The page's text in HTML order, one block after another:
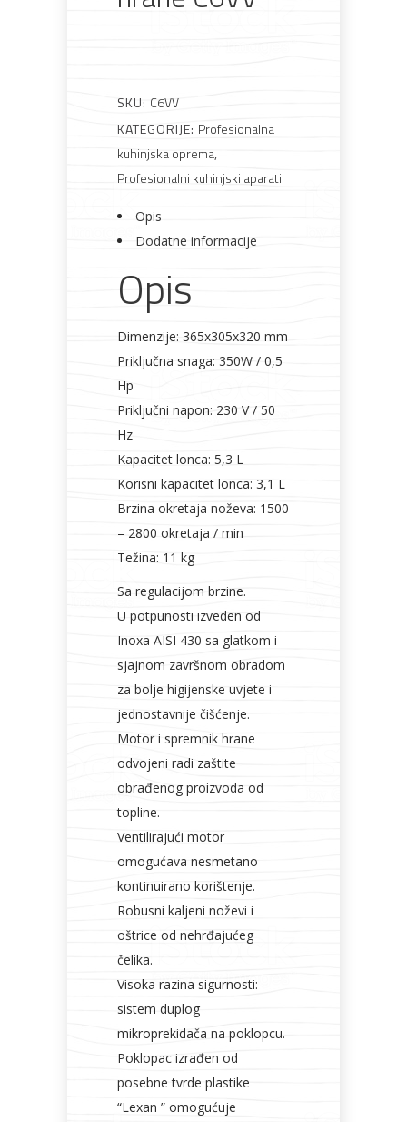
Boje i Građevinski Vodomaterijal
Metalna
galanterija
Elektromaterijal
Vijčana
SKU: C6VV
KATEGORIJE: Profesionalna
kuhinjska oprema,
Profesionalni kuhinjski aparati
Opis
Dodatne informacije
Opis
Dimenzije: 365x305x320 mm
Priključna snaga: 350W / 0,5
Hp
Priključni napon: 230 V / 50
Hz
Kapacitet lonca: 5,3 L
Korisni kapacitet lonca: 3,1 L
Brzina okretaja noževa: 1500
– 2800 okretaja / min
Težina: 11 kg
Sa regulacijom brzine.
U potpunosti izveden od
Inoxa AISI 430 sa glatkom i
sjajnom završnom obradom
za bolje higijenske uvjete i
jednostavnije čišćenje.
Motor i spremnik hrane
odvojeni radi zaštite
obrađenog proizvoda od
topline.
Ventilirajući motor
omogućava nesmetano
kontinuirano korištenje.
Robusni kaljeni noževi i
oštrice od nehrđajućeg
čelika.
Visoka razina sigurnosti:
sistem duplog
mikroprekidača na poklopcu.
Poklopac izrađen od
posebne tvrde plastike
“Lexan ” omogućuje